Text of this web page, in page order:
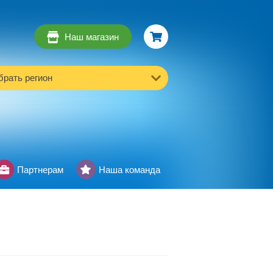
Наш магазин
регион
Партнерам Наша команда